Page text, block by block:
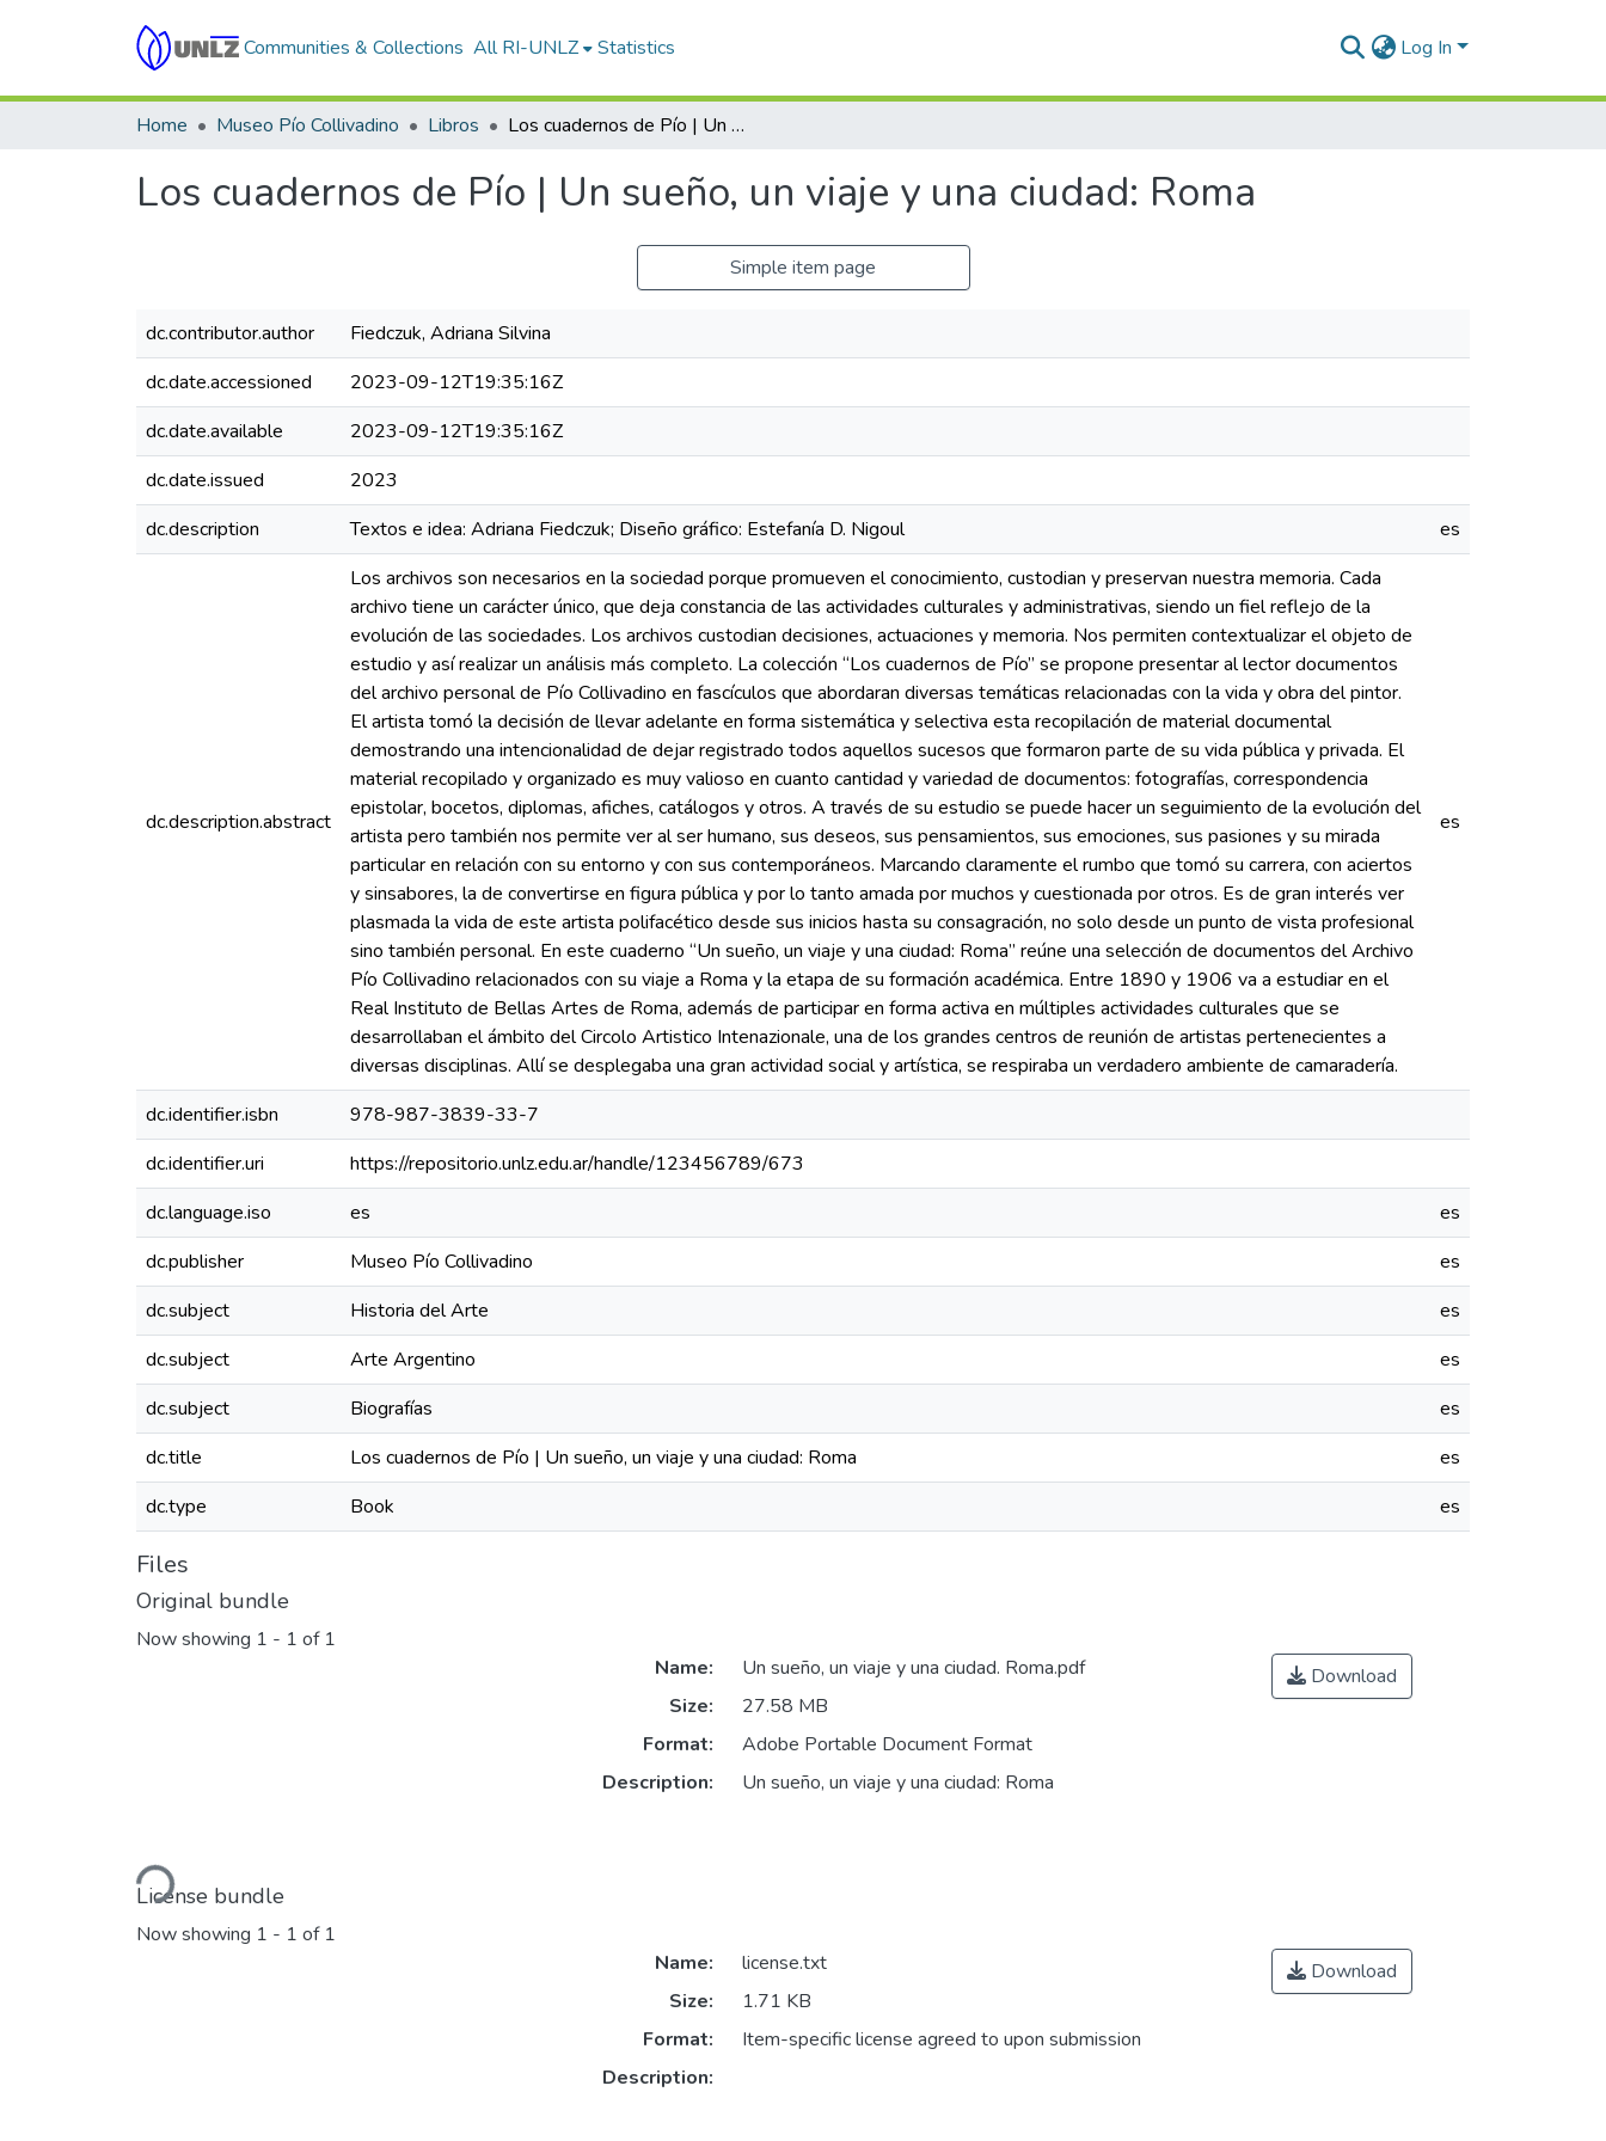
Communities & Collections All RI-UNLZ Statistics Log In
Home Museo Pío Collivadino Libros Los cuadernos de Pío | Un sueño, un viaje y una ciudad: Roma
Los cuadernos de Pío | Un sueño, un viaje y una ciudad: Roma
Simple item page
dc.contributor.author
Fiedczuk, Adriana Silvina
dc.date.accessioned
2023-09-12T19:35:16Z
dc.date.available
2023-09-12T19:35:16Z
dc.date.issued
2023
dc.description
Textos e idea: Adriana Fiedczuk; Diseño gráfico: Estefanía D. Nigoul es
dc.description.abstract
Los archivos son necesarios en la sociedad porque promueven el conocimiento, custodian y preservan nuestra memoria. Cada
archivo tiene un carácter único, que deja constancia de las actividades culturales y administrativas, siendo un fiel reflejo de la
evolución de las sociedades. Los archivos custodian decisiones, actuaciones y memoria. Nos permiten contextualizar el objeto de
estudio y así realizar un análisis más completo. La colección “Los cuadernos de Pío” se propone presentar al lector documentos
del archivo personal de Pío Collivadino en fascículos que abordaran diversas temáticas relacionadas con la vida y obra del pintor.
El artista tomó la decisión de llevar adelante en forma sistemática y selectiva esta recopilación de material documental
demostrando una intencionalidad de dejar registrado todos aquellos sucesos que formaron parte de su vida pública y privada. El
material recopilado y organizado es muy valioso en cuanto cantidad y variedad de documentos: fotografías, correspondencia
epistolar, bocetos, diplomas, afiches, catálogos y otros. A través de su estudio se puede hacer un seguimiento de la evolución del
artista pero también nos permite ver al ser humano, sus deseos, sus pensamientos, sus emociones, sus pasiones y su mirada
particular en relación con su entorno y con sus contemporáneos. Marcando claramente el rumbo que tomó su carrera, con aciertos
y sinsabores, la de convertirse en figura pública y por lo tanto amada por muchos y cuestionada por otros. Es de gran interés ver
plasmada la vida de este artista polifacético desde sus inicios hasta su consagración, no solo desde un punto de vista profesional
sino también personal. En este cuaderno “Un sueño, un viaje y una ciudad: Roma” reúne una selección de documentos del Archivo
Pío Collivadino relacionados con su viaje a Roma y la etapa de su formación académica. Entre 1890 y 1906 va a estudiar en el
Real Instituto de Bellas Artes de Roma, además de participar en forma activa en múltiples actividades culturales que se
desarrollaban el ámbito del Circolo Artistico Intenazionale, una de los grandes centros de reunión de artistas pertenecientes a
diversas disciplinas. Allí se desplegaba una gran actividad social y artística, se respiraba un verdadero ambiente de camaradería.
es
dc.identifier.isbn
978-987-3839-33-7
dc.identifier.uri
https://repositorio.unlz.edu.ar/handle/123456789/673
dc.language.iso
es
es
dc.publisher
Museo Pío Collivadino
es
dc.subject
Historia del Arte
es
dc.subject
Arte Argentino
es
dc.subject
Biografías
es
dc.title
Los cuadernos de Pío | Un sueño, un viaje y una ciudad: Roma
es
dc.type
Book es
Files
Original bundle
Now showing 1 - 1 of 1
Loading...
Name:
Un sueño, un viaje y una ciudad. Roma.pdf
Size:
27.58 MB
Format:
Adobe Portable Document Format
Description:
Un sueño, un viaje y una ciudad: Roma
Download
License bundle
Now showing 1 - 1 of 1
Name:
license.txt
Size:
1.71 KB
Format:
Item-specific license agreed to upon submission
Description:
Download